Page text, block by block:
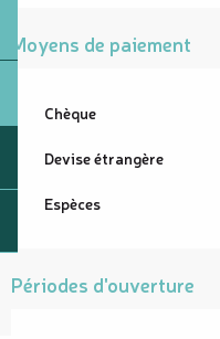
Moyens de paiement
Chèque
Devise étrangère
Espèces
Périodes d'ouverture